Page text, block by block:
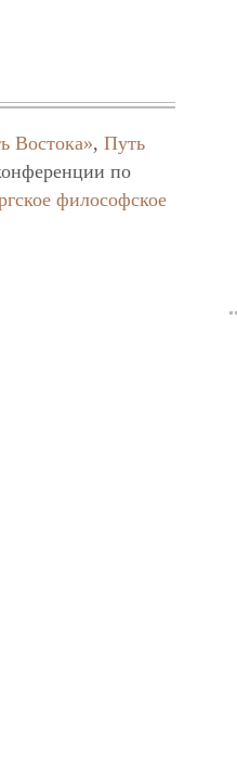
Востока»,Путь
по
философское